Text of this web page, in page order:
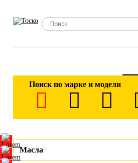
Поиск по марке и модели
Масла